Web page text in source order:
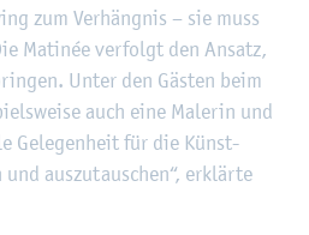
zum Ver­häng­nis – sie muss
Ma­ti­née ver­folgt den An­satz,
Unter den Gäs­ten beim
auch eine Ma­le­rin und
Ge­le­gen­heit für die Künst­
aus­zu­tau­schen“, er­klär­te